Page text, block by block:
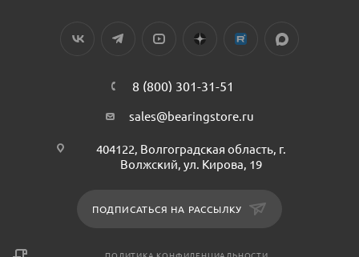
8 (800) 301-31-51
sales@bearingstore.ru
404122, Волгоградская область, г.
Волжский, ул. Кирова, 19
ПОДПИСАТЬСЯ НА РАССЫЛКУ